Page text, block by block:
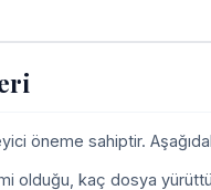
öneme sahiptir.
olduğu, kaç dosya